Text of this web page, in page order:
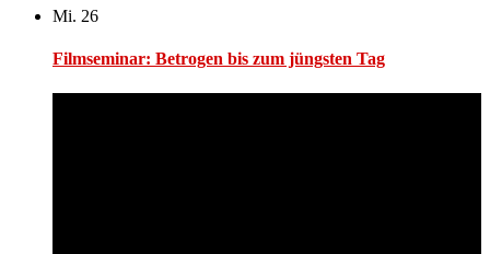
Mi. 26
Filmseminar: Betrogen bis zum jüngsten Tag